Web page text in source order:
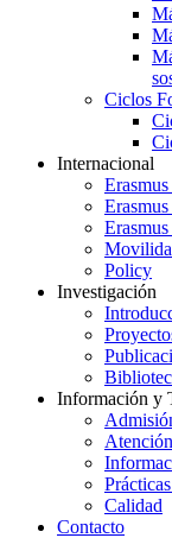
Ciclos
Internacional
Policy
Investigación
Información y
Calidad
Contacto